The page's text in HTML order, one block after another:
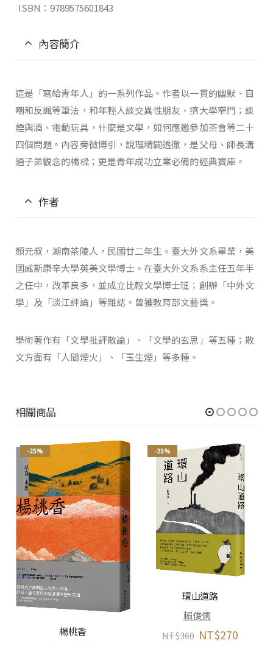
ISBN：9789575601843
內容簡介
這是「寫給青年人」的一系列作品。作者以一貫的幽默、自
嘲和反諷等筆法，和年輕人談交異性朋友、擠大學窄門；談
煙與酒、電動玩具，什麼是文學，如何應邀參加茶會等二十
四個問題。內容旁微博引，說理精闢透徹，是父母、師長溝
通子弟觀念的橋樑；更是青年成功立業必備的經典寶庫。
作者
顏元叔，湖南茶陵人，民國廿二年生。臺大外文系畢業，美
國威斯康辛大學英美文學博士。在臺大外文系系主任五年半
之任中，改革良多，並成立比較文學博士班；創辦「中外文
學」及「淡江評論」等雜誌。曾獲教育部文藝獎。
學術著作有「文學批評散論」、「文學的玄思」等五種；散
文方面有「人間煙火」、「玉生煙」等多種。
相關商品
-25%
楊桃香
-25%
環山道路
賴俊儒
NT$360 NT$270